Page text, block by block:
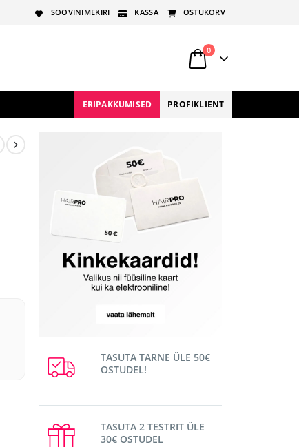
SOOVINIMEKIRI KASSA OSTUKORV
0
ERIPAKKUMISED PROFIKLIENT
TASUTA TARNE ÜLE 50€
OSTUDEL!
TASUTA 2 TESTRIT ÜLE
30€ OSTUDEL